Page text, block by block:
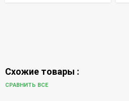
Схожие товары :
СРАВНИТЬ ВСЕ